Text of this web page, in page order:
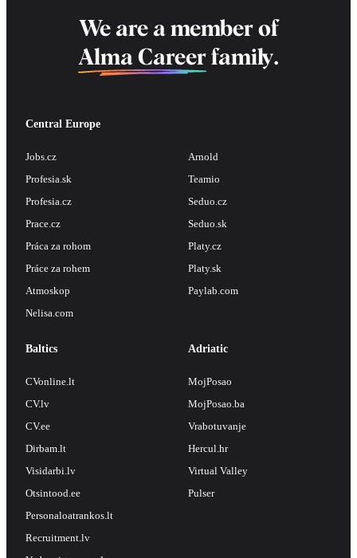
We are a member of
Alma Career family.
Central Europe
Jobs.cz
Profesia.sk
Profesia.cz
Prace.cz
Práca za rohom
Práce za rohem
Atmoskop
Nelisa.com
Arnold
Teamio
Seduo.cz
Seduo.sk
Platy.cz
Platy.sk
Paylab.com
Baltics
CVonline.lt
CV.lv
CV.ee
Dirbam.lt
Visidarbi.lv
Otsintood.ee
Personaloatrankos.lt
Recruitment.lv
Adriatic
MojPosao
MojPosao.ba
Vrabotuvanje
Hercul.hr
Virtual Valley
Pulser